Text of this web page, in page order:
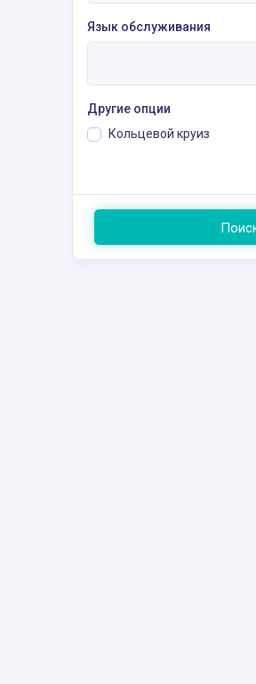
Язык обслуживания
Другие опции
Кольцевой круиз